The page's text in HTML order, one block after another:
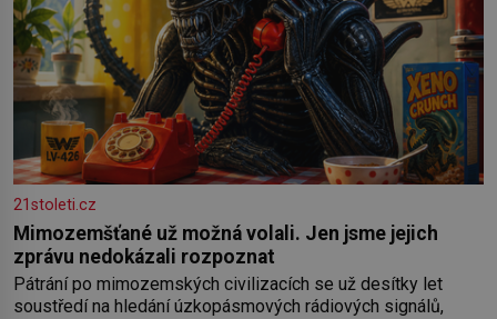
21stoleti.cz
Mimozemšťané už možná volali. Jen jsme jejich
zprávu nedokázali rozpoznat
Pátrání po mimozemských civilizacích se už desítky let
soustředí na hledání úzkopásmových rádiových signálů,